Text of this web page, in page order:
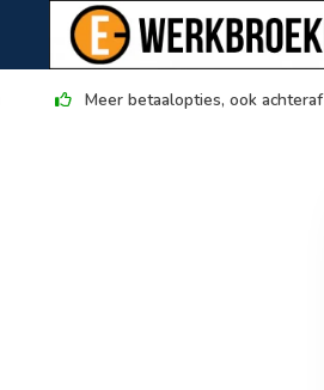
Meer betaalopties, ook achteraf